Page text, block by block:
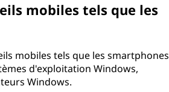
mobiles tels que les
mobiles tels que les smartphones
d'exploitation Windows,
Windows.